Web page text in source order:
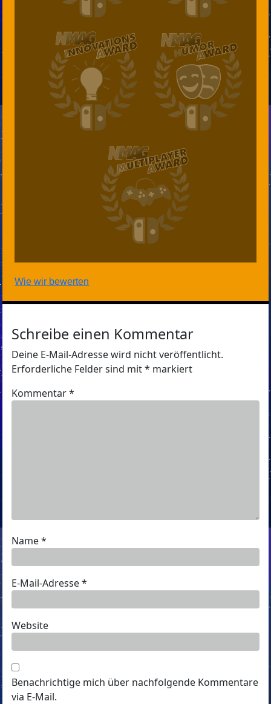
Wie wir bewerten
Schreibe einen Kommentar
Deine E-Mail-Adresse wird nicht veröffentlicht.
Erforderliche Felder sind mit* markiert
Kommentar*
Name*
E-Mail-Adresse*
Website
Benachrichtige mich über nachfolgende Kommentare
via E-Mail.